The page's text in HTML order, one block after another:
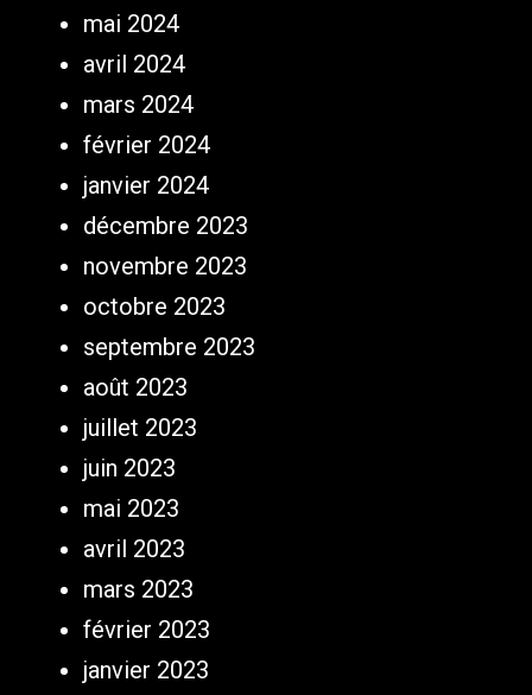
mai 2024
avril 2024
mars 2024
février 2024
janvier 2024
décembre 2023
novembre 2023
octobre 2023
septembre 2023
août 2023
juillet 2023
juin 2023
mai 2023
avril 2023
mars 2023
février 2023
janvier 2023